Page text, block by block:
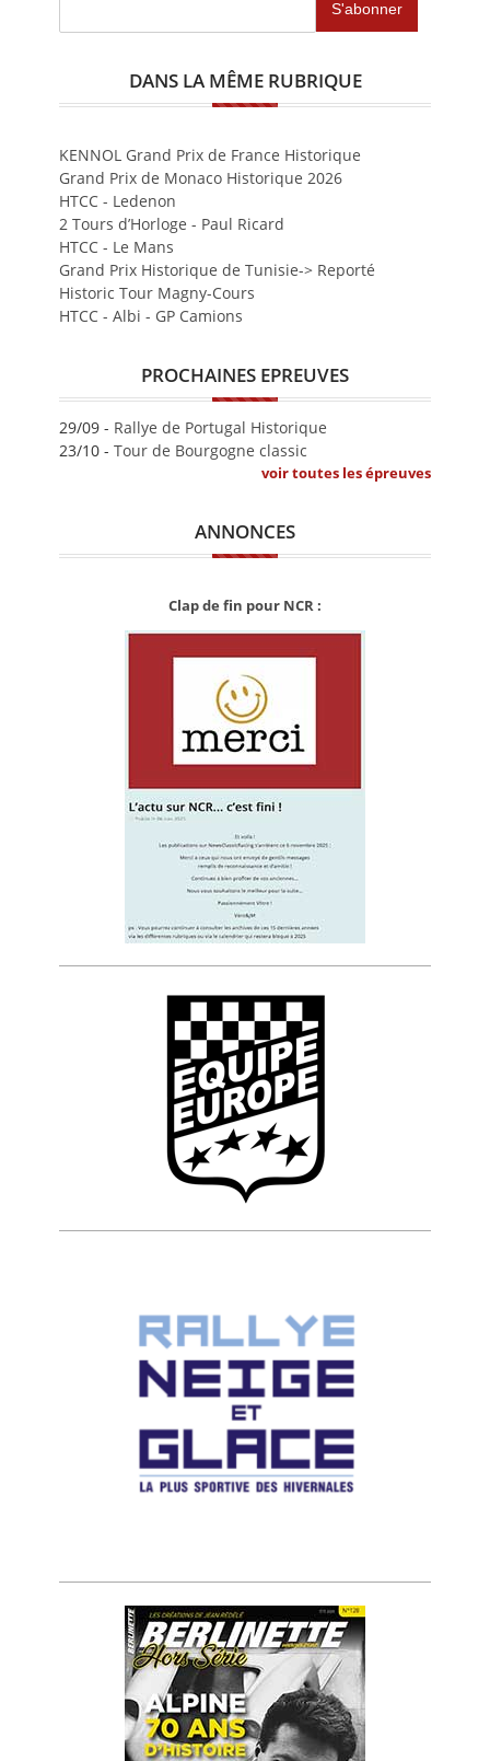
DANS LA MÊME RUBRIQUE
KENNOL Grand Prix de France Historique
Grand Prix de Monaco Historique 2026
HTCC - Ledenon
2 Tours d’Horloge - Paul Ricard
HTCC - Le Mans
Grand Prix Historique de Tunisie-> Reporté
Historic Tour Magny-Cours
HTCC - Albi - GP Camions
PROCHAINES EPREUVES
29/09 - Rallye de Portugal Historique
23/10 - Tour de Bourgogne classic
voir toutes les épreuves
ANNONCES
Clap de fin pour NCR :